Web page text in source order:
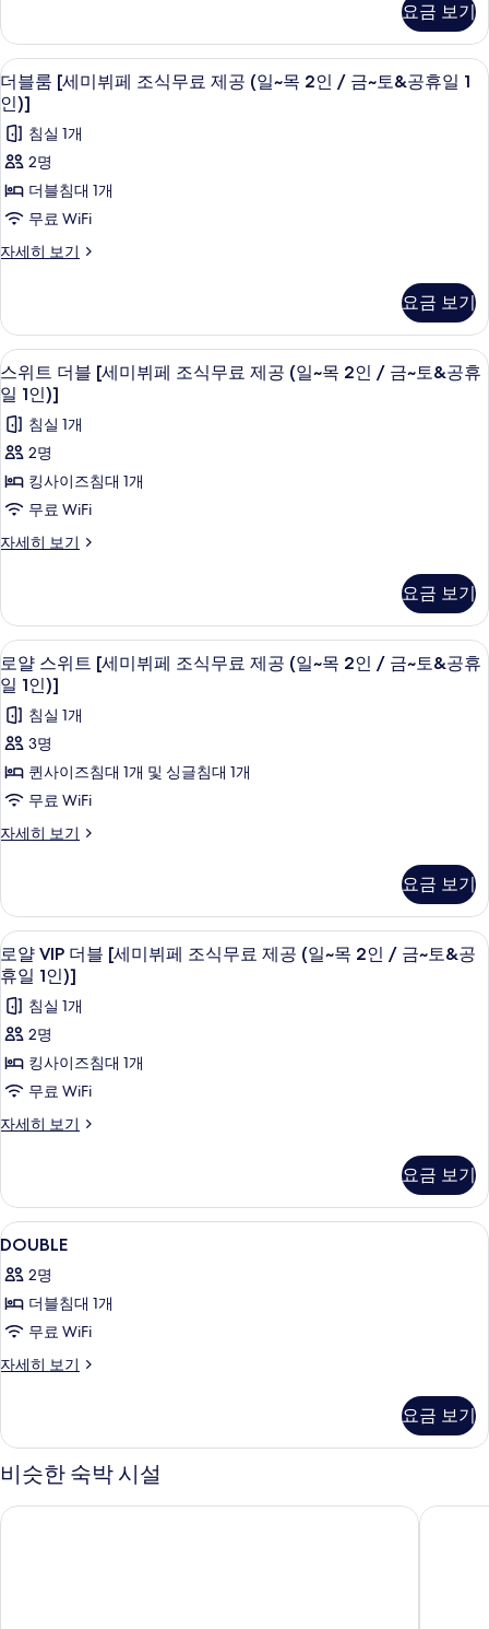
무
료
제
공
(일
~
목
인
~
토
&
공
휴
일
1
사
모
두
보
기
미
뷔
페
조
식
무
료
공
(일
목
금
~
토
&
공
휴
일
인)]
자
히
요금 보기
더
블
룸
[세
미
뷔
페
무
료
제
공
(일
~
목
인
~
토
&
공
휴
일
1
사
모
두
보
기
더블룸 [세미뷔페 조식무료 제공 (일~
5
더블룸 [세미뷔페 조식무료 제공 (일~목 2인 / 금~토&공휴일 1
인)]
침실 1개
2명
더블침대 1개
무료 WiFi
자세히 보기
더
미
뷔
페
조
식
무
료
공
(일
목
금
~
토
&
공
휴
일
인)]
자
히
요금 보기
스
위
트
더
블
[세
미
조
식
무
료
제
공
(일
목
/
금
~
토
&
공
휴
일
1
사
진
모
두
보
기
스위트 더블 [세미뷔페 조식무료 제공
5
스위트 더블 [세미뷔페 조식무료 제공 (일~목 2인 / 금~토&공휴
일 1인)]
침실 1개
2명
킹사이즈침대 1개
무료 WiFi
자세히 보기
스
블
[세
미
뷔
페
조
식
료
제
(일
인
/
금
~
토
&
공
휴
일
자
보
기
요금 보기
로
얄
스
위
트
[세
미
조
식
무
료
제
공
(일
목
/
금
~
토
&
공
휴
1
인)]
사
진
로얄 스위트 [세미뷔페 조식무료 제공
5
로얄 스위트 [세미뷔페 조식무료 제공 (일~목 2인 / 금~토&공휴
일 1인)]
침실 1개
3명
퀸사이즈침대 1개 및 싱글침대 1개
무료 WiFi
자세히 보기
로
트
[세
미
뷔
페
조
식
료
제
(일
인
/
금
토
&
공
휴
일
세
히
보
요금 보기
로
얄
VIP
더
블
[세
뷔
조
식
무
료
제
공
(일
2
인
금
오리/거위털 이불, 암막 커튼, 방음 설
7
로얄 VIP 더블 [세미뷔페 조식무료 제공 (일~목 2인 / 금~토&공
휴일 1인)]
침실 1개
2명
킹사이즈침대 1개
무료 WiFi
자세히 보기
로
블
[세
미
페
조
무
료
제
~
2
/
요금 보기
DOUBLE
사
진
모
두
보
오리/거위털 이불, 암막 커튼, 방음 설
18
DOUBLE
2명
더블침대 1개
무료 WiFi
자세히 보기
DOUBLE
보
기
요금 보기
비슷한 숙박 시설
유탑 부티크 호텔 & 레지던스 L7 충장